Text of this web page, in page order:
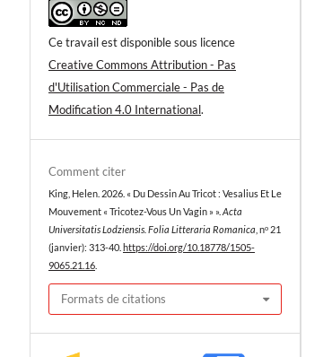
Ce travail est disponible sous licence
Creative Commons Attribution - Pas
d'Utilisation Commerciale - Pas de
Modification 4.0 International.
Comment citer
King, Helen. 2026. « Du Dessin Au Tricot : Vesalius Et Le
Mouvement « Tricotez-Vous Un Vagin » ». Acta
Universitatis Lodziensis. Folia Litteraria Romanica , nᵒ 21
(janvier): 313-40. https://doi.org/10.18778/1505-
9065.21.16
Formats de citations